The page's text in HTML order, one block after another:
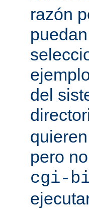
razón
del
pero
cgi-